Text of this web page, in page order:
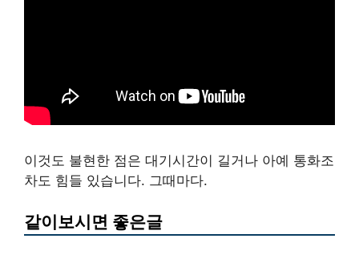
이것도 불현한 점은 대기시간이 길거나 아예 통화조
차도 힘들 있습니다. 그때마다.
같이보시면 좋은글